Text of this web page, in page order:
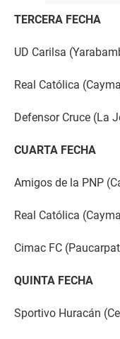
TERCERA FECHA
UD Carilsa
Real Católica
Defensor Cruce (La
CUARTA FECHA
Amigos de la PNP
Real Católica
Cimac FC
QUINTA FECHA
Sportivo Huracán